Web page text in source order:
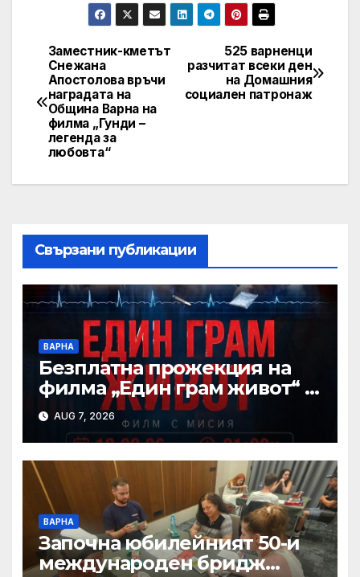
Post
navigation
525 варненци
разчитат всеки ден
на Домашния
социален патронаж
Заместник-кметът
Снежана
Апостолова връчи
наградата на
Община Варна на
филма „Гунди –
легенда за
любовта“
Свързани публикации
ВАРНА
Безплатна прожекция на
филма „Един грам живот“ е
сред събитията за
Международния ден на
младежта във Варна
AUG 7, 2026
ВАРНА
Започна юбилейният 50-и
международен бридж